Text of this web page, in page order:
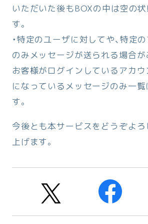
いただいた後もBOXの中は空の
す。
・特定のユーザに対してや、特定
のみメッセージが送られる場合が
お客様がログインしているアカ
になっているメッセージのみ一
す。
今後とも本サービスをどうぞよろ
上げます。